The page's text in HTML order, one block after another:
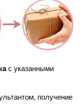
с указанными
получение